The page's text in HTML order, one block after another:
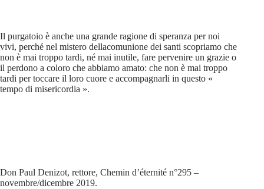
Il purgatoio è anche una grande ragione di speranza per noi
vivi, perché nel mistero dellacomunione dei santi scopriamo che
non è mai troppo tardi, né mai inutile, fare pervenire un grazie o
il perdono a coloro che abbiamo amato: che non è mai troppo
tardi per toccare il loro cuore e accompagnarli in questo «
tempo di misericordia ».
Don Paul Denizot, rettore, Chemin d’éternité n°295 –
novembre/dicembre 2019.